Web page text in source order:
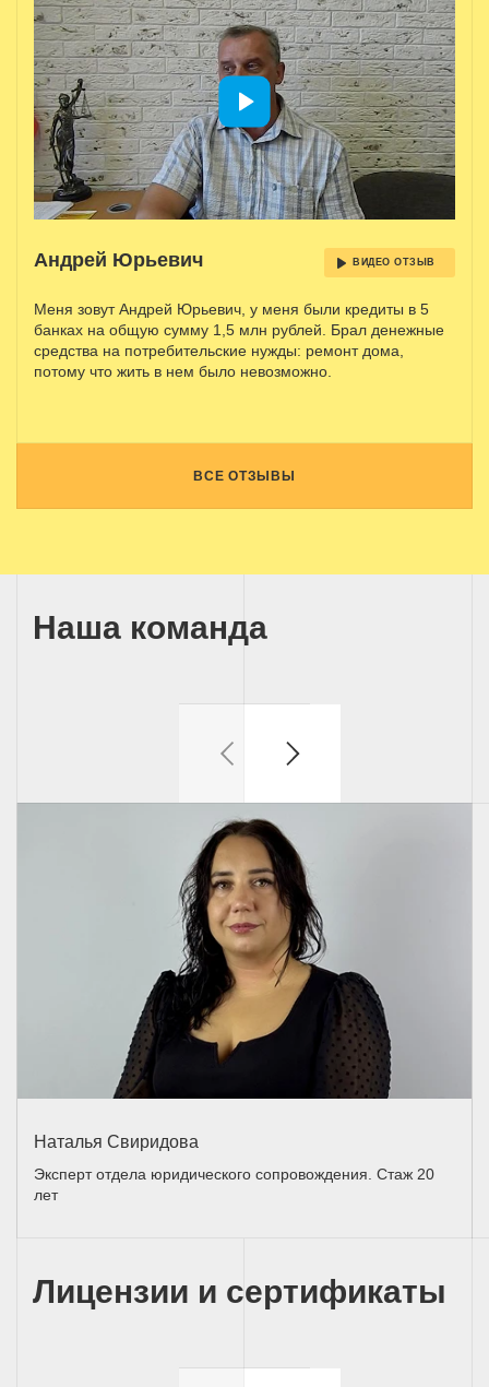
Андрей Юрьевич ВИДЕО ОТЗЫВ
Меня зовут Андрей Юрьевич, у меня были кредиты в 5
банках на общую сумму 1,5 млн рублей. Брал денежные
средства на потребительские нужды: ремонт дома,
потому что жить в нем было невозможно.
ВСЕ ОТЗЫВЫ
Наша команда
Наталья Свиридова
Эксперт отдела юридического сопровождения. Стаж 20
лет
Лицензии и сертификаты